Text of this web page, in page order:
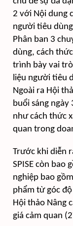
2 với Nội dung
người tiêu
Phân ban 3
dùng, cách
trình bày vai
liệu người tiêu
Ngoài ra Hội
buổi sáng
như cách thức
quan trong
Trước khi diễn
SPISE còn bao
nghiệp bao
phẩm từ góc
Hội thảo Nâng
giá cảm quan